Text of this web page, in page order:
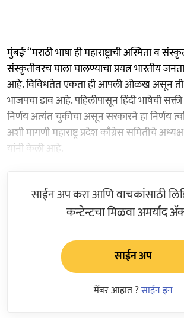
मुंबईः ‘‘मराठी भाषा ही महाराष्ट्राची अस्मिता व
संस्कृतीवरच घाला घालण्याचा प्रयत्न भारतीय
आहे. विविधतेत एकता ही आपली ओळख असून
भाजपचा डाव आहे. पहिलीपासून हिंदी भाषेची
निर्णय अत्यंत चुकीचा असून सरकारने हा निर्णय
अशी मागणी महाराष्ट्र प्रदेश काँग्रेस समितीचे
यांनी केली आहे.
साईन अप करा आणि वाचकांसाठी
कन्टेन्टचा मिळवा अमर्याद
साईन अप
मेंबर आहात ?साईन इन